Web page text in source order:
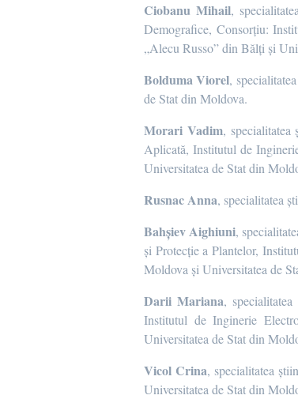
Ciobanu Mihail,
Demografice, Consorțiu:
„Alecu Russo” din Bălți și
Bolduma Viorel,
de Stat din Moldova.
Morari Vadim,
Aplicată, Institutul de
Universitatea de Stat din
Rusnac Anna, specialitatea
Bahșiev Aighiuni,
și Protecție a Plantelor,
Moldova și Universitatea de
Darii Mariana,
Institutul de Inginerie
Universitatea de Stat din
Vicol Crina, specialitatea
Universitatea de Stat din